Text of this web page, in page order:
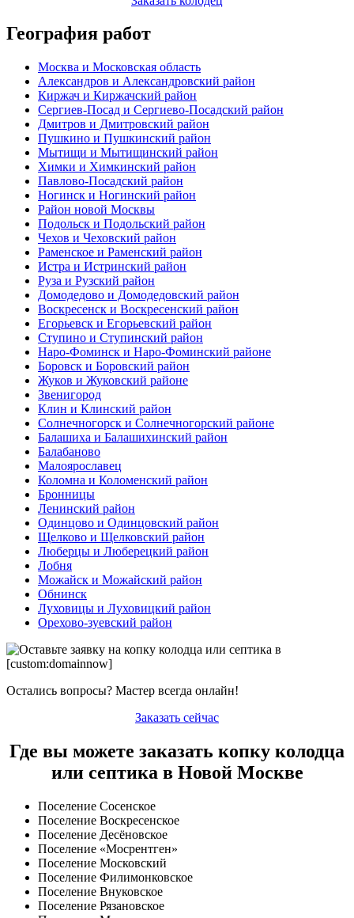
География работ
Москва и Московская область
Александров и Александровский район
Киржач и Киржачский район
Сергиев-Посад и Сергиево-Посадский район
Дмитров и Дмитровский район
Пушкино и Пушкинский район
Мытищи и Мытищинский район
Химки и Химкинский район
Павлово-Посадский район
Ногинск и Ногинский район
Район новой Москвы
Подольск и Подольский район
Чехов и Чеховский район
Раменское и Раменский район
Истра и Истринский район
Руза и Рузский район
Домодедово и Домодедовский район
Воскресенск и Воскресенский район
Егорьевск и Егорьевский район
Ступино и Ступинский район
Наро-Фоминск и Наро-Фоминский районе
Боровск и Боровский район
Жуков и Жуковский районе
Звенигород
Клин и Клинский район
Солнечногорск и Солнечногорский районе
Балашиха и Балашихинский район
Балабаново
Малоярославец
Коломна и Коломенский район
Бронницы
Ленинский район
Одинцово и Одинцовский район
Щелково и Щелковский район
Люберцы и Люберецкий район
Лобня
Можайск и Можайский район
Обнинск
Луховицы и Луховицкий район
Орехово-зуевский район
Остались вопросы? Мастер всегда онлайн!
Заказать сейчас
Где вы можете заказать копку колодца
или септика в Новой Москве
Поселение Сосенское
Поселение Воскресенское
Поселение Десёновское
Поселение «Мосрентген»
Поселение Московский
Поселение Филимонковское
Поселение Внуковское
Поселение Рязановское